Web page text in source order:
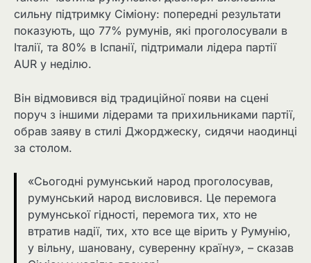
сильну підтримку Сіміону: попередні результати
показують, що 77% румунів, які проголосували в
Італії, та 80% в Іспанії, підтримали лідера партії
AUR у неділю.
Він відмовився від традиційної появи на сцені
поруч з іншими лідерами та прихильниками партії,
обрав заяву в стилі Джорджеску, сидячи наодинці
за столом.
«Сьогодні румунський народ проголосував,
румунський народ висловився. Це перемога
румунської гідності, перемога тих, хто не
втратив надії, тих, хто все ще вірить у Румунію,
у вільну, шановану, суверенну країну», – сказав